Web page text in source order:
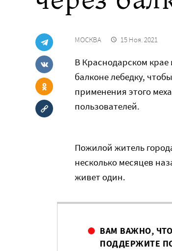
МОСКВА 15 Ноя. 2021
В Краснодарском
балконе лебедку,
применения этого
пользователей.
Пожилой житель
несколько месяцев
живет один.
ВАМ ВАЖНО,
ПОДДЕРЖИТЕ